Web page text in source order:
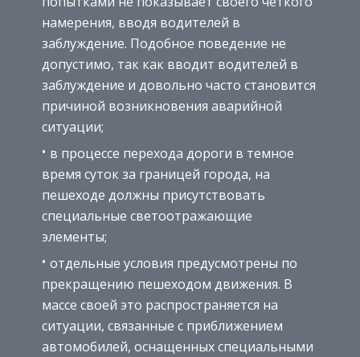
намерения, вводя водителей в
заблуждение. Подобное поведение не
допустимо, так как вводит водителей в
заблуждение и довольно часто становится
причиной возникновения аварийной
ситуации;
в процессе перехода дороги в темное
время суток за границей города, на
пешеходе должны присутствовать
специальные светоотражающие
элементы;
отдельные условия предусмотрены по
прекращению пешеходом движения. В
массе своей это распространяется на
ситуации, связанные с приближением
автомобилей, оснащенных специальными